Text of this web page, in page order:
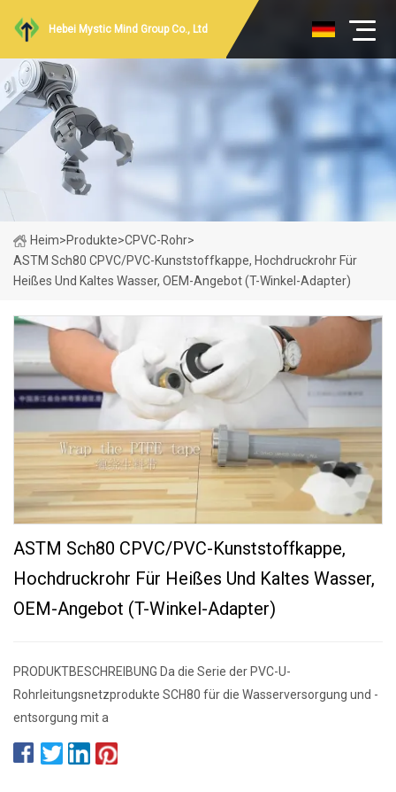
Hebei Mystic Mind Group Co., Ltd
Heim>Produkte>CPVC-Rohr>
ASTM Sch80 CPVC/PVC-Kunststoffkappe, Hochdruckrohr Für
Heißes Und Kaltes Wasser, OEM-Angebot (T-Winkel-Adapter)
ASTM Sch80 CPVC/PVC-Kunststoffkappe,
Hochdruckrohr Für Heißes Und Kaltes Wasser,
OEM-Angebot (T-Winkel-Adapter)
PRODUKTBESCHREIBUNG Da die Serie der PVC-U-
Rohrleitungsnetzprodukte SCH80 für die Wasserversorgung und -
entsorgung mit a